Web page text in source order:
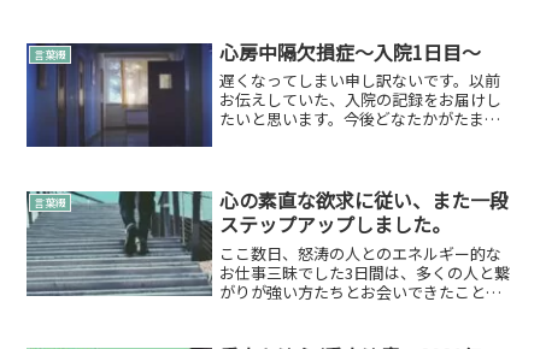
聞く地味に難しく、そうできないのがこ
の世の中…。いろいろ...
言葉綴 心房中隔欠損症～入院1日目～
遅くなってしまい申し訳ないです。以前
お伝えしていた、入院の記録をお届けし
たいと思います。今後どなたかがたまた
房中隔欠損症（ASD）と...
言葉綴
心の素直な欲求に従い、また一段
ステップアップしました。
ここ数日、怒涛の人とのエネルギー的な
お仕事三昧でした3日間は、多くの人と繋
がりが強い方たちとお会いできたことで